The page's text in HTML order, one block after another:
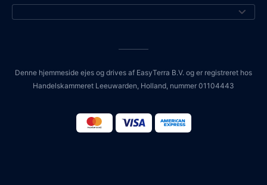
Denne hjemmeside ejes og drives af EasyTerra B.V. og er registreret hos
Handelskammeret Leeuwarden, Holland, nummer 01104443